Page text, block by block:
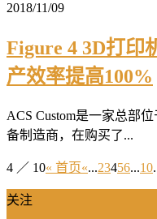
2018/11/09
Figure 4 3D打印
产效率提高100%
ACS Custom是一家总部
备制造商，在购买了...
4 ／ 10« 首页«...23456...10
关注